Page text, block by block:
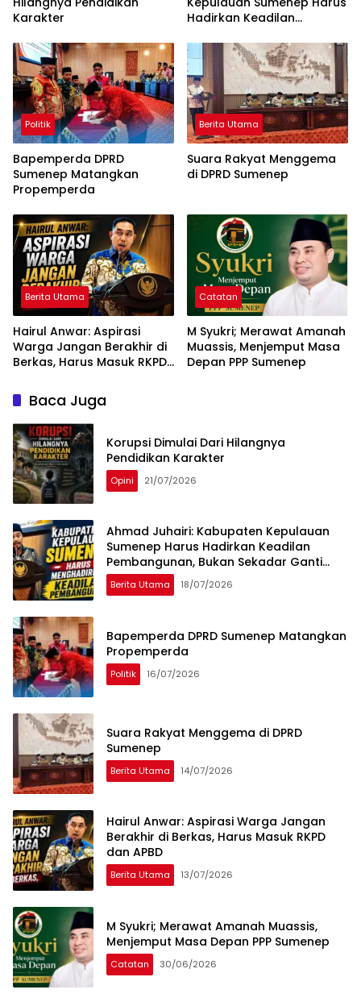
Karakter
Hadirkan Keadilan
Sekadar Ganti Nama
Politik
Bapemperda DPRD
Sumenep Matangkan
Propemperda
Berita Utama
Suara Rakyat Menggema
di DPRD Sumenep
Berita Utama
Hairul Anwar: Aspirasi
Warga Jangan Berakhir di
Berkas, Harus Masuk RKPD
Catatan
M Syukri; Merawat Amanah
Muassis, Menjemput Masa
Depan PPP Sumenep
Baca Juga
Korupsi Dimulai Dari Hilangnya
Pendidikan Karakter
Opini 21/07/2026
Ahmad Juhairi: Kabupaten Kepulauan
Sumenep Harus Hadirkan Keadilan
Pembangunan, Bukan Sekadar Ganti
Nama
Berita Utama 18/07/2026
Bapemperda DPRD Sumenep Matangkan
Propemperda
Politik 16/07/2026
Suara Rakyat Menggema di DPRD
Sumenep
Berita Utama 14/07/2026
Hairul Anwar: Aspirasi Warga Jangan
Berakhir di Berkas, Harus Masuk RKPD
dan APBD
Berita Utama 13/07/2026
M Syukri; Merawat Amanah Muassis,
Menjemput Masa Depan PPP Sumenep
Catatan 30/06/2026